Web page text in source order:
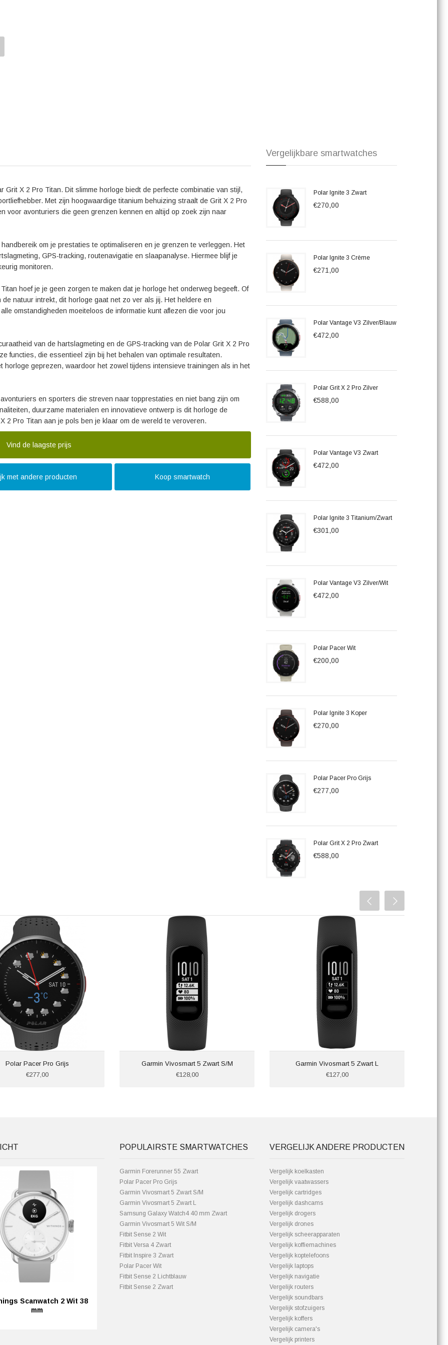
Grit X 2 Pro Titan. Dit slimme horloge biedt de perfecte combinatie van stijl,
Met zijn hoogwaardige titanium behuizing straalt de Grit X 2 Pro
voor avonturiers die geen grenzen kennen en altijd op zoek zijn naar
om je prestaties te optimaliseren en je grenzen te verleggen. Het
GPS-tracking, routenavigatie en slaapanalyse. Hiermee blijf je
monitoren.
hoef je je geen zorgen te maken dat je horloge het onderweg begeeft. Of
natuur intrekt, dit horloge gaat net zo ver als jij. Het heldere en
omstandigheden moeiteloos de informatie kunt aflezen die voor jou
van de hartslagmeting en de GPS-tracking van de Polar Grit X 2 Pro
functies, die essentieel zijn bij het behalen van optimale resultaten.
geprezen, waardoor het zowel tijdens intensieve trainingen als in het
en sporters die streven naar topprestaties en niet bang zijn om
duurzame materialen en innovatieve ontwerp is dit horloge de
2 Pro Titan aan je pols ben je klaar om de wereld te veroveren.
Vind de laagste prijs
met andere producten Koop smartwatch
Vergelijkbare smartwatches
Polar Ignite 3 Zwart
€270,00
Polar Ignite 3 Crème
€271,00
Polar Vantage V3 Zilver/Blauw
€472,00
Polar Grit X 2 Pro Zilver
€588,00
Polar Vantage V3 Zwart
€472,00
Polar Ignite 3 Titanium/Zwart
€301,00
Polar Vantage V3 Zilver/Wit
€472,00
Polar Pacer Wit
€200,00
Polar Ignite 3 Koper
€270,00
Polar Pacer Pro Grijs
€277,00
Polar Grit X 2 Pro Zwart
€588,00
Polar Pacer Pro Grijs
€277,00
Garmin Vivosmart 5 Zwart S/M
€128,00
Garmin Vivosmart 5 Zwart L
€127,00
Scanwatch 2 Wit 38
mm
POPULAIRSTE SMARTWATCHES
Garmin Forerunner 55 Zwart
Polar Pacer Pro Grijs
Garmin Vivosmart 5 Zwart S/M
Garmin Vivosmart 5 Zwart L
Samsung Galaxy Watch4 40 mm Zwart
Garmin Vivosmart 5 Wit S/M
Fitbit Sense 2 Wit
Fitbit Versa 4 Zwart
Fitbit Inspire 3 Zwart
Polar Pacer Wit
Fitbit Sense 2 Lichtblauw
Fitbit Sense 2 Zwart
VERGELIJK ANDERE PRODUCTEN
Vergelijk koelkasten
Vergelijk vaatwassers
Vergelijk cartridges
Vergelijk dashcams
Vergelijk drogers
Vergelijk drones
Vergelijk scheerapparaten
Vergelijk koffiemachines
Vergelijk koptelefoons
Vergelijk laptops
Vergelijk navigatie
Vergelijk routers
Vergelijk soundbars
Vergelijk stofzuigers
Vergelijk koffers
Vergelijk camera's
Vergelijk printers